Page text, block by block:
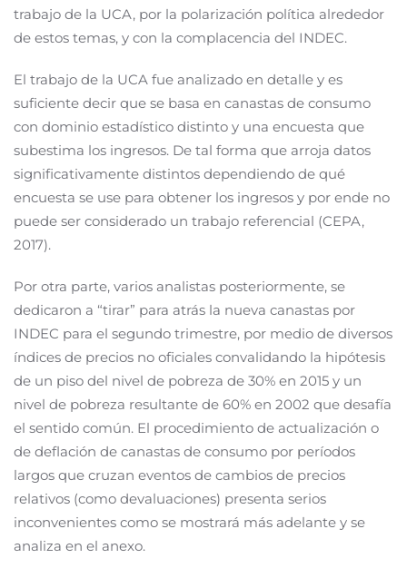
trabajo de la UCA, por la polarización política alrededor
de estos temas, y con la complacencia del INDEC.
El trabajo de la UCA fue analizado en detalle y es
suficiente decir que se basa en canastas de consumo
con dominio estadístico distinto y una encuesta que
subestima los ingresos. De tal forma que arroja datos
significativamente distintos dependiendo de qué
encuesta se use para obtener los ingresos y por ende no
puede ser considerado un trabajo referencial (CEPA,
2017).
Por otra parte, varios analistas posteriormente, se
dedicaron a “tirar” para atrás la nueva canastas por
INDEC para el segundo trimestre, por medio de diversos
índices de precios no oficiales convalidando la hipótesis
de un piso del nivel de pobreza de 30% en 2015 y un
nivel de pobreza resultante de 60% en 2002 que desafía
el sentido común. El procedimiento de actualización o
de deflación de canastas de consumo por períodos
largos que cruzan eventos de cambios de precios
relativos (como devaluaciones) presenta serios
inconvenientes como se mostrará más adelante y se
analiza en el anexo.